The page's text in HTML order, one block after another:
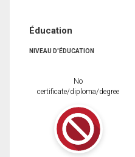
Éducation
NIVEAU D'ÉDUCATION
No
certificate/diploma/degree